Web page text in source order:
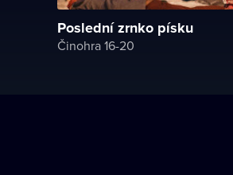
Poslední zrnko písku
Činohra 16-20